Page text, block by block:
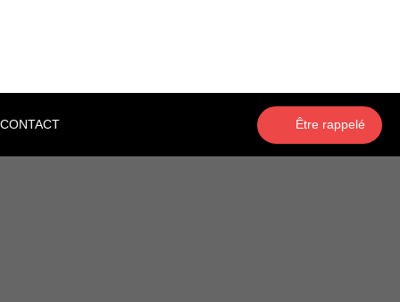
CONTACT Être rappelé